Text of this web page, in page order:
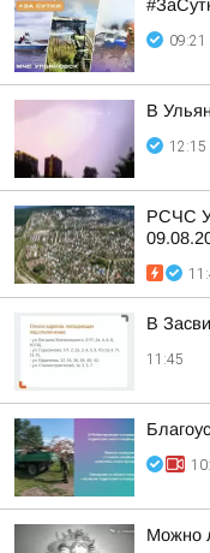
09:21
В
12:15
РСЧС
В
11:45
Можно